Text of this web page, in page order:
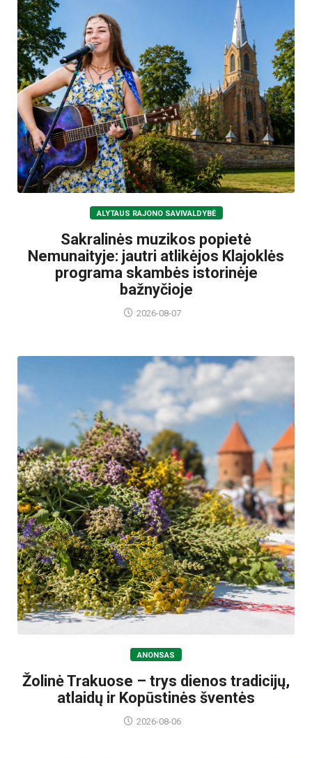
ALYTAUS RAJONO SAVIVALDYBĖ
Sakralinės muzikos popietė
Nemunaityje: jautri atlikėjos Klajoklės
programa skambės istorinėje
bažnyčioje
2026-08-07
ANONSAS
Žolinė Trakuose – trys dienos tradicijų,
atlaidų ir Kopūstinės šventės
2026-08-06